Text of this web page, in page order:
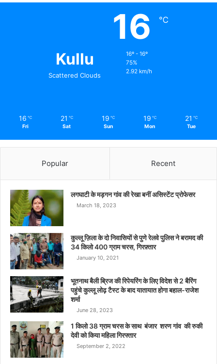
Kullu
Scattered Clouds
16 ℃
16º - 16º
75%
2.92 km/h
16 ℃
Fri
21 ℃
Sat
19 ℃
Sun
19 ℃
Mon
21 ℃
Tue
Popular Recent
लगघाटी के मड़गन गांव की रेखा बनीं असिस्टेंट प्रोफेसर
March 18, 2023
कुल्लू ज़िला के दो निवासियों से पुणे रेलवे पुलिस ने बरामद की
34 किलो 400 ग्राम चरस, गिरफ़्तार
January 10, 2021
भूतनाथ बैली ब्रिज की रिपेयरिंग के लिए विदेश से 2 बैरिंग
पहुंचे कुल्लू लोढ़ टैस्ट के बाद यातायात होगा बहाल-राजेश
शर्मा
June 28, 2023
1 किलो 38 ग्राम चरस के साथ बंजार शरण गांव की रुकी
देवी को किया महिला गिरफ्तार
September 2, 2022